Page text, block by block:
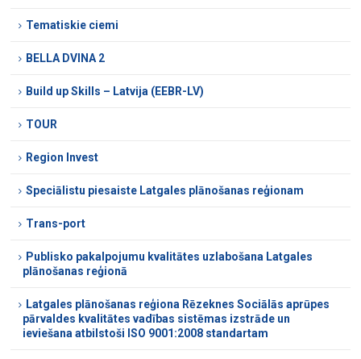
Tematiskie ciemi
BELLA DVINA 2
Build up Skills – Latvija (EEBR-LV)
TOUR
Region Invest
Speciālistu piesaiste Latgales plānošanas reģionam
Trans-port
Publisko pakalpojumu kvalitātes uzlabošana Latgales
plānošanas reģionā
Latgales plānošanas reģiona Rēzeknes Sociālās aprūpes
pārvaldes kvalitātes vadības sistēmas izstrāde un
ieviešana atbilstoši ISO 9001:2008 standartam